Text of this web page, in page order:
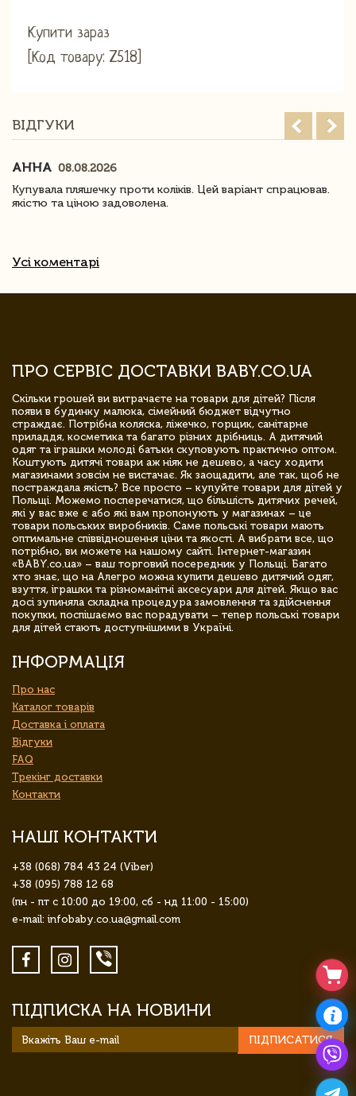
Купити зараз
[Код товару: Z518]
ВІДГУКИ
АННА 08.08.2026
Купувала пляшечку проти коліків. Цей варіант спрацював.
якістю та ціною задоволена.
Усі коментарі
ПРО СЕРВІС ДОСТАВКИ BABY.CO.UA
Скільки грошей ви витрачаєте на товари для дітей? Після
появи в будинку малюка, сімейний бюджет відчутно
страждає. Потрібна коляска, ліжечко, горщик, санітарне
приладдя, косметика та багато різних дрібниць. А дитячий
одяг та іграшки молоді батьки скуповують практично оптом.
Коштують дитячі товари аж ніяк не дешево, а часу ходити
магазинами зовсім не вистачає. Як заощадити, але так, щоб не
постраждала якість? Все просто – купуйте товари для дітей у
Польщі. Можемо посперечатися, що більшість дитячих речей,
які у вас вже є або які вам пропонують у магазинах – це
товари польських виробників. Саме польські товари мають
оптимальне співвідношення ціни та якості. А вибрати все, що
потрібно, ви можете на нашому сайті. Інтернет-магазин
«BABY.co.ua» – ваш торговий посередник у Польщі. Багато
хто знає, що на Алегро можна купити дешево дитячий одяг,
взуття, іграшки та різноманітні аксесуари для дітей. Якщо вас
досі зупиняла складна процедура замовлення та здійснення
покупки, поспішаємо вас порадувати – тепер польські товари
для дітей стають доступнішими в Україні.
ІНФОРМАЦІЯ
Про нас
Каталог товарів
Доставка і оплата
Відгуки
FAQ
Трекінг доставки
Контакти
НАШІ КОНТАКТИ
+38 (068) 784 43 24 (Viber)
+38 (095) 788 12 68
(пн - пт с 10:00 до 19:00, сб - нд 11:00 - 15:00)
e-mail: infobaby.co.ua@gmail.com
ПІДПИСКА НА НОВИНИ
ПІДПИСАТИСЯ